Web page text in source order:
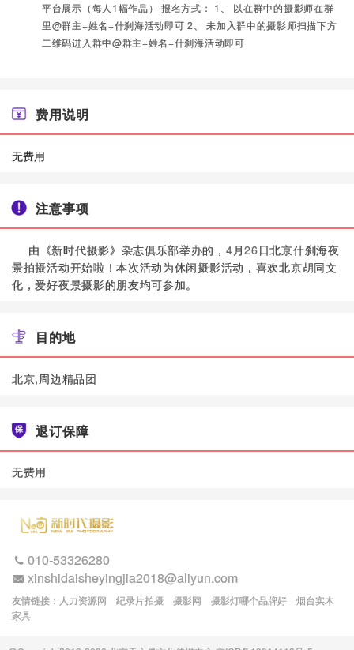
平台展示（每人1幅作品） 报名方式： 1、 以在群中的摄影师在群
里@群主+姓名+什刹海活动即可 2、 未加入群中的摄影师扫描下方
二维码进入群中@群主+姓名+什刹海活动即可
费用说明
无费用
注意事项
由《新时代摄影》杂志俱乐部举办的， 4月26日北京什刹海夜
景拍摄活动开始啦！本次活动为休闲摄影活动，喜欢北京胡同文
化，爱好夜景摄影的朋友均可参加。
目的地
北京,周边精品团
退订保障
无费用
010-53326280
xinshidaisheyingjia2018@aliyun.com
友情链接：人力资源网 纪录片拍摄 摄影网 摄影灯哪个品牌好 烟台实木
家具